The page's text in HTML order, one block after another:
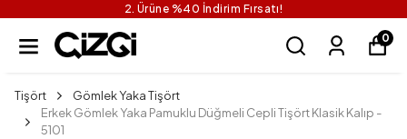
2. Ürüne %40 İndirim Fırsatı!
0
Tişört
Gömlek Yaka Tişört
Erkek Gömlek Yaka Pamuklu Düğmeli Cepli Tişört Klasik Kalıp -
5101